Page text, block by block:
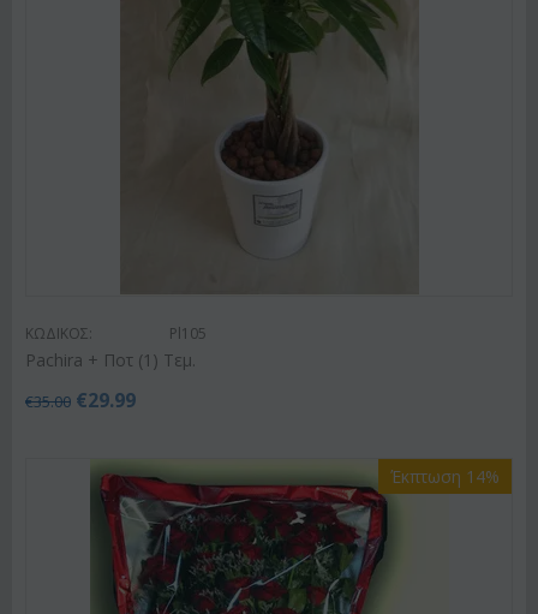
ΚΩΔΙΚΟΣ: Pl105
Pachira + Ποτ (1) Τεμ.
€35.00 €29.99
Έκπτωση 14%